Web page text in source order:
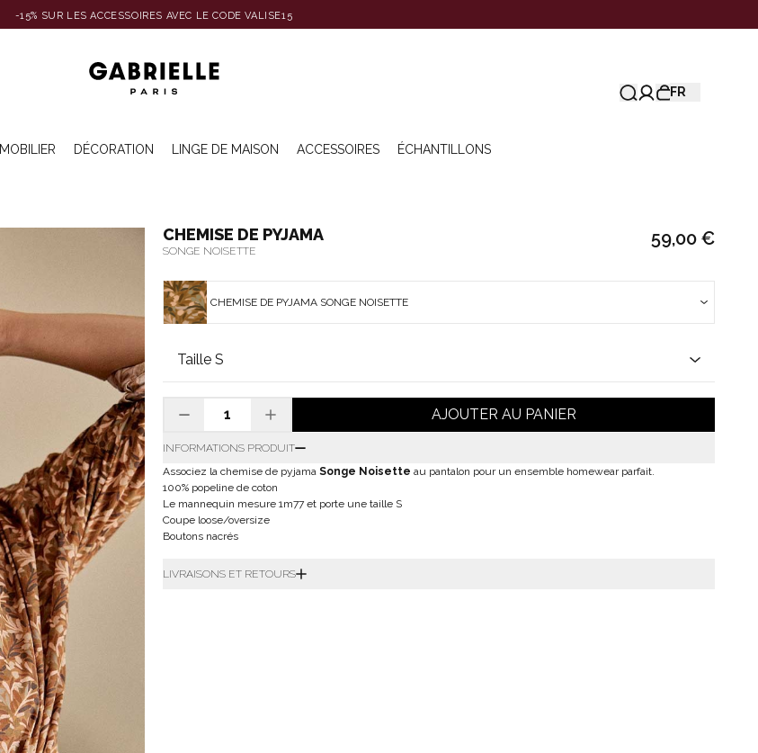
-15% SUR LES ACCESSOIRES AVEC LE CODE VALISE15
FR
MOBILIER DÉCORATION LINGE DE MAISON ACCESSOIRES ÉCHANTILLONS
CHEMISE DE PYJAMA
SONGE NOISETTE
59,00 €
CHEMISE DE PYJAMA SONGE NOISETTE
AJOUTER AU PANIER
INFORMATIONS PRODUIT
Associez la chemise de pyjama Songe Noisette au pantalon pour un ensemble homewear parfait.
100% popeline de coton
Le mannequin mesure 1m77 et porte une taille S
Coupe loose/oversize
Boutons nacrés
LIVRAISONS ET RETOURS